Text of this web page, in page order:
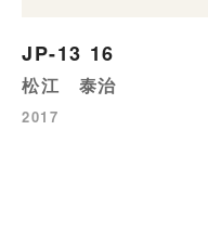
JP-13 16
松江 泰治
2017